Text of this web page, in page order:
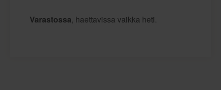
Varastossa, haettavissa vaikka heti.